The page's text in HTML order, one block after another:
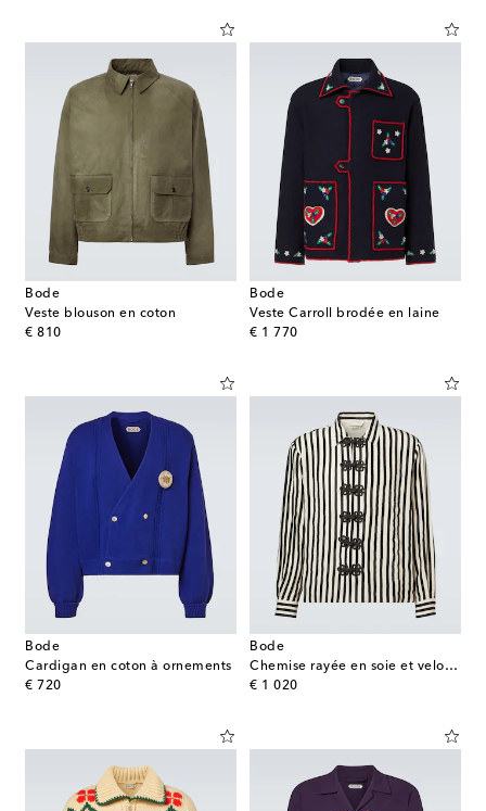
Bode
Veste blouson en coton
€ 810
original price
Bode
Veste Carroll brodée en laine
€ 1 770
original price
Bode
Cardigan en coton à ornements
€ 720
original price
Bode
Chemise rayée en soie et velours
€ 1 020
original price